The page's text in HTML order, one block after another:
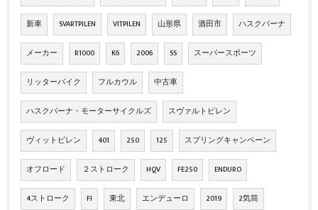
新車 SVARTPILEN VITPILEN 山形県 酒田市 ハスクバーナ
メーカー R1000 K6 2006 SS スーパースポーツ
リッターバイク フルカウル 中古車
ハスクバーナ・モーターサイクルズ スヴァルトピレン
ヴィットピレン 401 250 125 スプリングキャンペーン
オフロード ２ストローク HQV FE250 ENDURO
4ストローク FI 東北 エンデューロ 2019 2気筒